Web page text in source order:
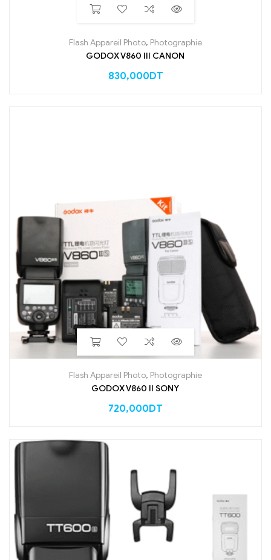
Flash Appareil Photo, Photographie
GODOX V860 III CANON
830,000DT
Flash Appareil Photo, Photographie
GODOX V860 II SONY
720,000DT